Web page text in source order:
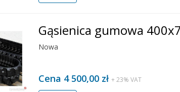
Gąsienica gumowa
Nowa
Cena 4 500,00 zł + 23% VAT